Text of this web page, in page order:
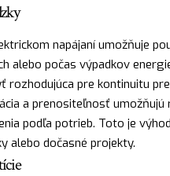
napájaní umožňuje
alebo počas výpadkov
rozhodujúca pre kontinuitu
a prenositeľnosť umožňujú
podľa potrieb. Toto je
alebo dočasné projekty.